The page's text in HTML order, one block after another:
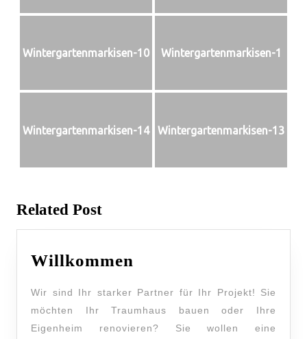
Wintergartenmarkisen-10 Wintergartenmarkisen-1
Wintergartenmarkisen-14 Wintergartenmarkisen-13
Related Post
Willkommen
Wir sind Ihr starker Partner für Ihr Projekt! Sie
möchten Ihr Traumhaus bauen oder Ihre
Eigenheim renovieren? Sie wollen eine